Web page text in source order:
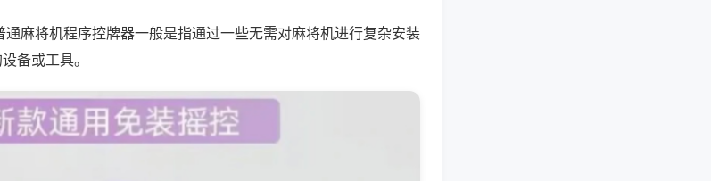
麻将机程序控牌器一般是指通过一些无需对麻将机进行复杂安装
备或工具。